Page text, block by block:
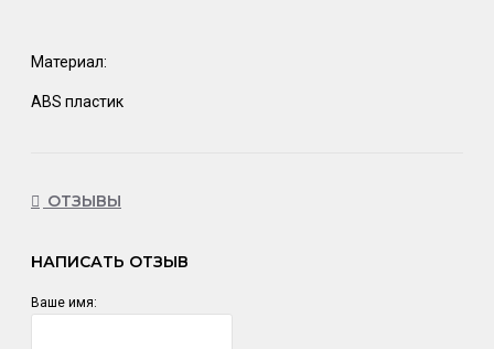
Материал:
ABS пластик
ОТЗЫВЫ
НАПИСАТЬ ОТЗЫВ
Ваше имя: